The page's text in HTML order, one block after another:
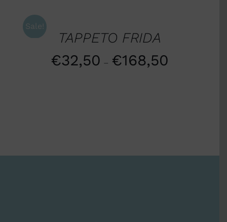
Sale!
DETTAGLI
TAPPETO FRIDA
€32,50 – €168,50